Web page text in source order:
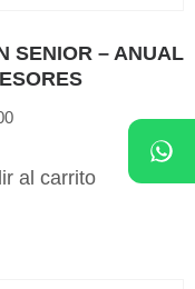
SENIOR – ANUAL
al carrito